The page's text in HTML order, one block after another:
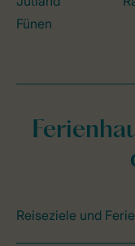
Fünen
Reiseziele und